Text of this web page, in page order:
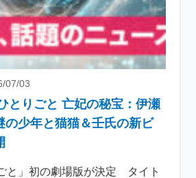
07/03
とりごと 亡妃の秘宝：伊瀬
の少年と猫猫＆壬氏の新ビ
と」初の劇場版が決定 タイト